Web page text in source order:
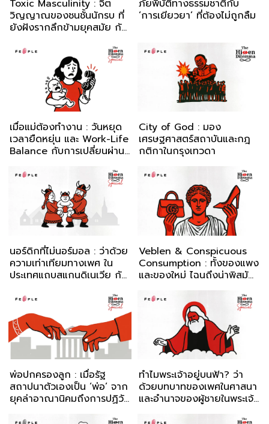
Toxic Masculinity : จิต
วิญญาณของชนชั้นนักรบ ที่
ยังฝังรากลึกข้ามยุคสมัย กับ
ภัยพิบัติทางธรรมชาติกับ
‘การเยียวยา’ ที่ต้องไม่ถูกลืม
เมื่อแม่ต้องทำงาน : วันหยุด
เวลายืดหยุ่น และ Work-Life
Balance กับการเปลี่ยนผ่าน
City of God : มอง
เศรษฐศาสตร์​สถาบันและกฎ
กติกาในกรุงเทวดา
นอร์ดิกที่ไม่นอร์มอล : ว่าด้วย
ความเท่าเทียมทางเพศ ใน
ประเทศแถบสแกนดิเนเวีย กับ
Veblen & Conspicuous
Consumption : ทั้งของแพง
และของใหม่ ไฉนถึงน่าพิสมัย
พ่อปกครองลูก : เมื่อรัฐ
สถาปนาตัวเองเป็น ‘พ่อ’ จาก
ยุคล่าอาณานิคมถึงการปฏิวัติ
ทำไมพระเจ้าอยู่บนฟ้า? ว่า
ด้วยบทบาทของเพศในศาสนา
และอำนาจของผู้ชายในพระเจ้า